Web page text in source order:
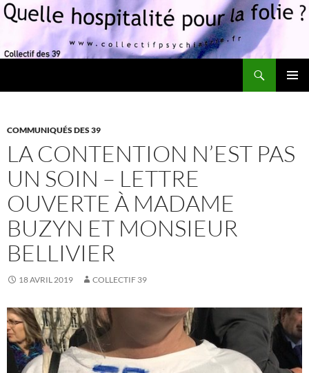
COMMUNIQUÉS DES 39
LA CONTENTION N’EST PAS
UN SOIN – LETTRE
OUVERTE À MADAME
BUZYN ET MONSIEUR
BELLIVIER
18 AVRIL 2019 COLLECTIF 39